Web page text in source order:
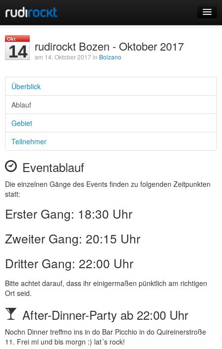
Events
Login
Registrieren
Okt
14 rudirockt Bozen - Oktober 2017
am 14. Oktober 2017 in Bolzano
Überblick
Ablauf
Gebiet
Teilnehmer
Eventablauf
Die einzelnen Gänge des Events finden zu folgenden Zeitpunkten
statt:
Erster Gang: 18:30 Uhr
Zweiter Gang: 20:15 Uhr
Dritter Gang: 22:00 Uhr
Bitte achtet darauf, dass ihr einigermaßen pünktlich am richtigen
Ort seid.
After-Dinner-Party ab 22:00 Uhr
Nochn Dinner treffmo ins in do Bar Picchio in do Quireinerstroße
11. Frei mi und bis morgn :) lat´s rock!